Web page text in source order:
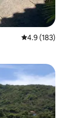
Calificación
4.9 (183)